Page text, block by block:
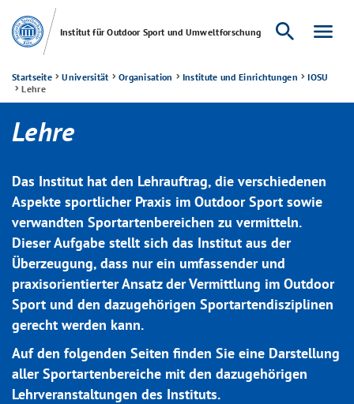
Institut für Outdoor Sport und Umweltforschung search menu
Startseite Universität Organisation Institute und Einrichtungen
IOSU
Lehre
Lehre
Das Institut hat den Lehrauftrag, die verschiedenen
Aspekte sportlicher Praxis im Outdoor Sport sowie
verwandten Sportartenbereichen zu vermitteln.
Dieser Aufgabe stellt sich das Institut aus der
Überzeugung, dass nur ein umfassender und
praxisorientierter Ansatz der Vermittlung im Outdoor
Sport und den dazugehörigen Sportartendisziplinen
gerecht werden kann.
Auf den folgenden Seiten finden Sie eine Darstellung
aller Sportartenbereiche mit den dazugehörigen
Lehrveranstaltungen des Instituts.